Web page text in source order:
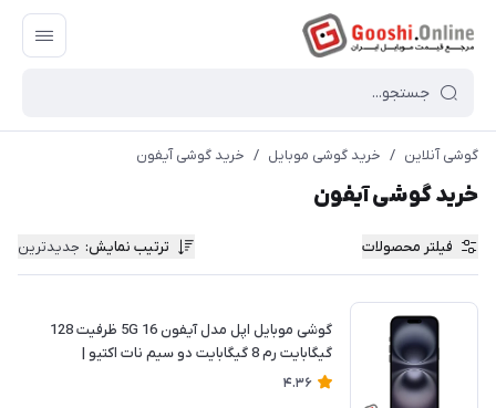
گوشی آنلاین / خرید گوشی موبایل / خرید گوشی آیفون
خرید گوشی آیفون
فیلتر محصولات ترتیب نمایش: جدیدترین
گوشی موبایل اپل مدل آیفون 16 5G ظرفیت 128
گیگابایت رم 8 گیگابایت دو سیم نات اکتیو |
ریجسترشده
4.36